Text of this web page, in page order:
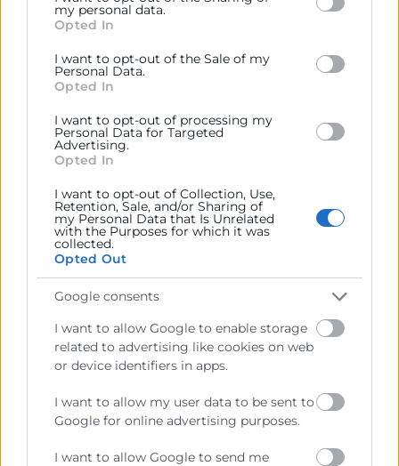
including but not limited to your visit or usage
behaviour. You may click to grant or deny consent to
below specified purposes in below Google consent
section.
my personal data.
Opted In
I want to opt-out of the Sale of my
Personal Data.
Opted In
I want to opt-out of processing my
Personal Data for Targeted
Advertising.
Opted In
I want to opt-out of Collection, Use,
Retention, Sale, and/or Sharing of
my Personal Data that Is Unrelated
with the Purposes for which it was
collected.
Opted Out
Google consents
I want to allow Google to enable storage
related to advertising like cookies on web
or device identifiers in apps.
I want to allow my user data to be sent to
Google for online advertising purposes.
I want to allow Google to send me
Cuaderno Comercio
Facturación electrónica, sistemas
informáticos de facturación y
Veri*Factu